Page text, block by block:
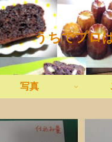
うちでプロ
写真